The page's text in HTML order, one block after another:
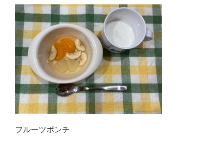
フルーツポンチ